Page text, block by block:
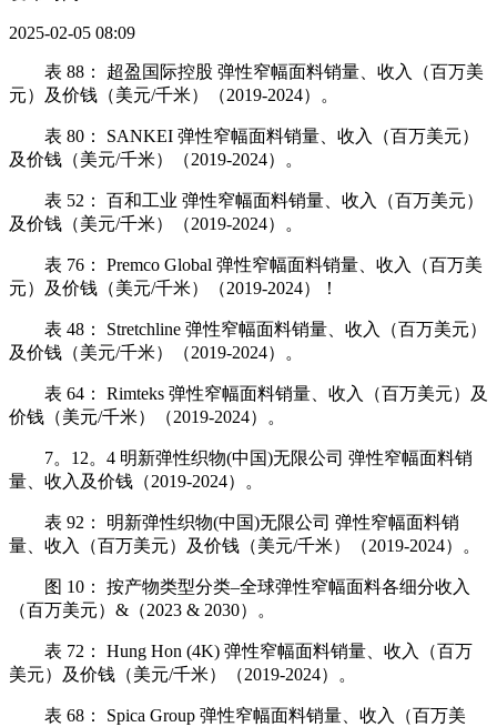
2025-02-05 08:09
表 88： 超盈国际控股 弹性窄幅面料销量、收入（百万美
元）及价钱（美元/千米）（2019-2024）。
表 80： SANKEI 弹性窄幅面料销量、收入（百万美元）
及价钱（美元/千米）（2019-2024）。
表 52： 百和工业 弹性窄幅面料销量、收入（百万美元）
及价钱（美元/千米）（2019-2024）。
表 76： Premco Global 弹性窄幅面料销量、收入（百万美
元）及价钱（美元/千米）（2019-2024）！
表 48： Stretchline 弹性窄幅面料销量、收入（百万美元）
及价钱（美元/千米）（2019-2024）。
表 64： Rimteks 弹性窄幅面料销量、收入（百万美元）及
价钱（美元/千米）（2019-2024）。
7。12。4 明新弹性织物(中国)无限公司 弹性窄幅面料销
量、收入及价钱（2019-2024）。
表 92： 明新弹性织物(中国)无限公司 弹性窄幅面料销
量、收入（百万美元）及价钱（美元/千米）（2019-2024）。
图 10： 按产物类型分类–全球弹性窄幅面料各细分收入
（百万美元）&（2023 & 2030）。
表 72： Hung Hon (4K) 弹性窄幅面料销量、收入（百万
美元）及价钱（美元/千米）（2019-2024）。
表 68： Spica Group 弹性窄幅面料销量、收入（百万美